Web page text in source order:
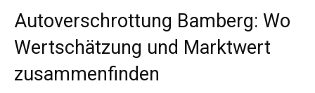
Autoverschrottung Bamberg: Wo
Wertschätzung und Marktwert
zusammenfinden